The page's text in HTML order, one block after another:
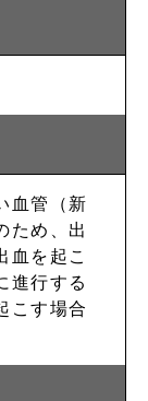
血管（新
ため、出
血を起こ
進行する
こす場合